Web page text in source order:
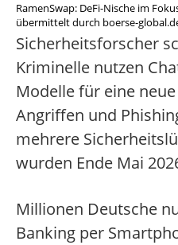
RamenSwap: DeFi-Nische im
übermittelt durch boerse-
Sicherheitsforscher
Kriminelle nutzen
Modelle für eine
Angriffen und
mehrere
wurden Ende Mai
Millionen Deutsche
Banking per